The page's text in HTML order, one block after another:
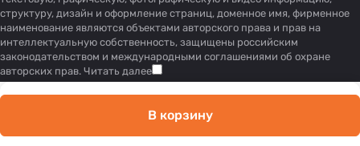
структуру, дизайн и оформление страниц, доменное имя, фирменное
наименование являются объектами авторского права и прав на
интеллектуальную собственность, защищены российским
законодательством и международными соглашениями об охране
авторских прав. Читать далее
В корзину